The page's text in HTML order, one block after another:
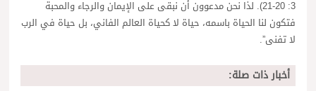
3: 20-21). لذا نحن مدعوون أن نبقى على الإيمان والرجاء والمحبة
فتكون لنا الحياة باسمه، حياة لا كحياة العالم الفاني، بل حياة في الرب
لا تفنى”.
أخبار ذات صلة: